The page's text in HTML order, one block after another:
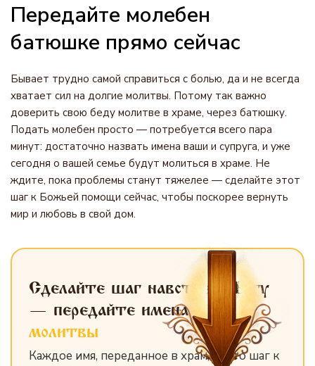
Передайте молебен
батюшке прямо сейчас
Бывает трудно самой справиться с болью, да и не всегда
хватает сил на долгие молитвы. Потому так важно
доверить свою беду молитве в храме, через батюшку.
Подать молебен просто — потребуется всего пара
минут: достаточно назвать имена ваши и супруга, и уже
сегодня о вашей семье будут молиться в храме. Не
ждите, пока проблемы станут тяжелее — сделайте этот
шаг к Божьей помощи сейчас, чтобы поскорее вернуть
мир и любовь в свой дом.
Сделайте шаг навстречу Богу
— передайте именадля
молитвы
Каждое имя, переданное в храм, — это шаг к